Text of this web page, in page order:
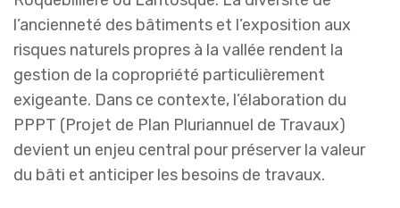
l’ancienneté des bâtiments et l’exposition aux
risques naturels propres à la vallée rendent la
gestion de la copropriété particulièrement
exigeante. Dans ce contexte, l’élaboration du
PPPT (Projet de Plan Pluriannuel de Travaux)
devient un enjeu central pour préserver la valeur
du bâti et anticiper les besoins de travaux.